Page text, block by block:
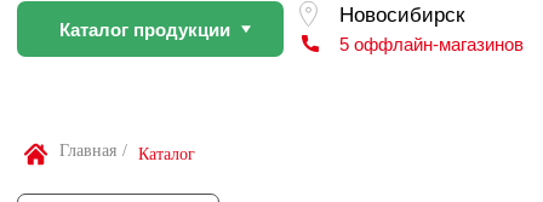
По Вашей просьбе покупку
профессиональном слайсере
Главная / Каталог